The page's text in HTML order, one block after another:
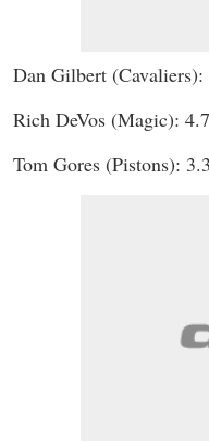
Dan Gilbert
Rich DeVos (Magic):
Tom Gores (Pistons):